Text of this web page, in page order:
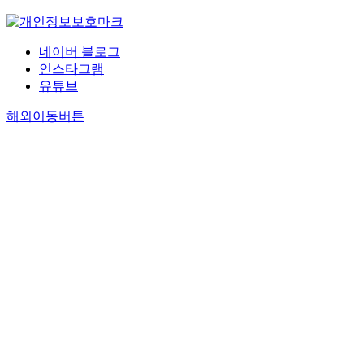
네이버 블로그
인스타그램
유튜브
해외이동버튼